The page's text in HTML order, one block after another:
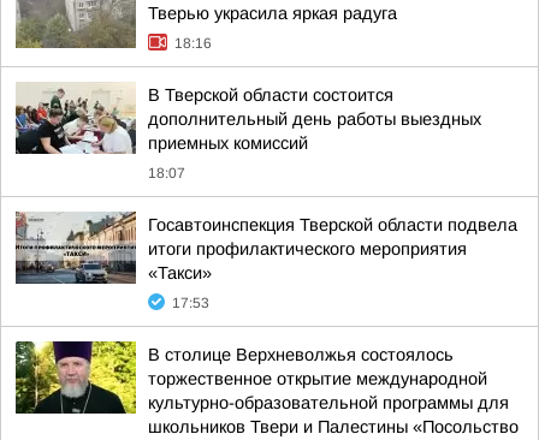
Тверью украсила яркая радуга
18:16
В Тверской области состоится
дополнительный день работы выездных
приемных комиссий
18:07
Госавтоинспекция Тверской области подвела
итоги профилактического мероприятия
«Такси»
17:53
В столице Верхневолжья состоялось
торжественное открытие международной
культурно-образовательной программы для
школьников Твери и Палестины «Посольство